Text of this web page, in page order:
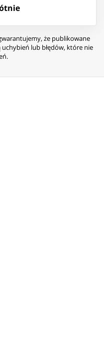
że publikowane
lub błędów, które nie